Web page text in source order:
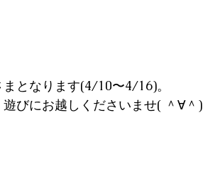
となります(4/10〜4/16)。
びにお越しくださいませ( ＾∀＾)